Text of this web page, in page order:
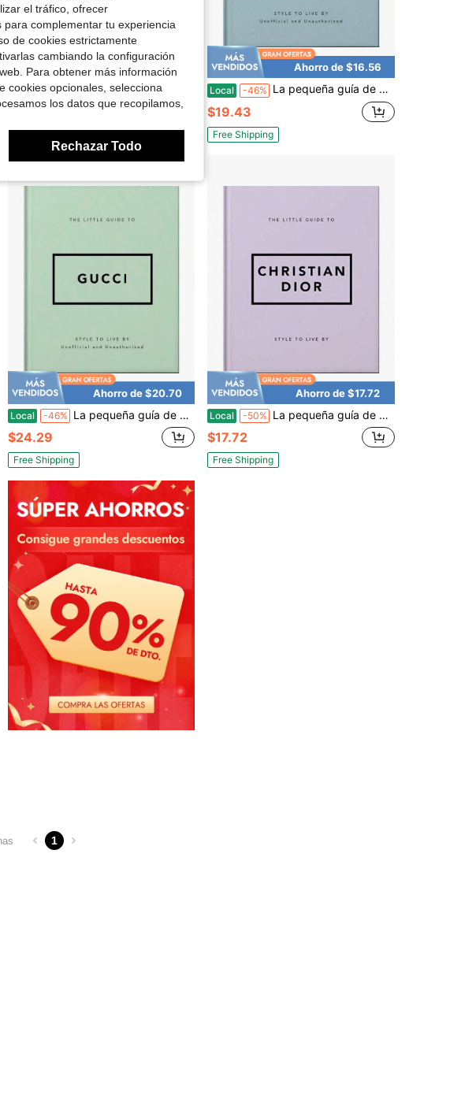
Ahorro de $15.64
Local -46% La pequeña guía de estilo para vivir (Pequeños libros de moda)
$18.35
Free Shipping
Ahorro de $16.56
Local -46% La pequeña guía de Prada: Estilo para vivir
$19.43
Free Shipping
Ahorro de $20.70
Local -46% La pequeña guía de Gucci: Estilo para vivir (Los pequeños libros de moda, 5)
$24.29
Free Shipping
Ahorro de $17.72
Local -50% La pequeña guía de Christian Dior: Estilo para vivir, Pequeños libros de moda
$17.72
Free Shipping
1
el tráfico, ofrecer
complementar tu experiencia
de cookies estrictamente
cambiando la configuración
Para obtener más información
cookies opcionales, selecciona
los datos que recopilamos,
Rechazar Todo